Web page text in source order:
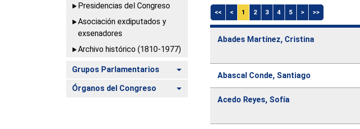
Presidencias del Congreso
Asociación exdiputados y
exsenadores
Archivo histórico (1810-1977)
Grupos Parlamentarios Alternar
Órganos del Congreso Alternar
<< < 1 2 3 4 5 > >>
Abades Martínez, Cristina
Abascal Conde, Santiago
Acedo Reyes, Sofía